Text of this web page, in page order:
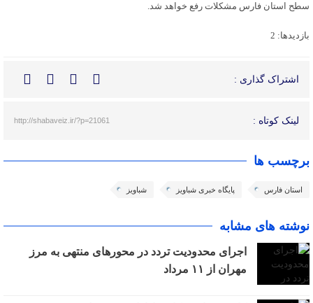
سطح استان فارس مشکلات رفع خواهد شد.
بازدیدها: 2
اشتراک گذاری :
لینک کوتاه : http://shabaveiz.ir/?p=21061
برچسب ها
استان فارس پایگاه خبری شباویز شباویز
نوشته های مشابه
اجرای محدودیت تردد در محورهای منتهی به مرز
مهران از ۱۱ مرداد